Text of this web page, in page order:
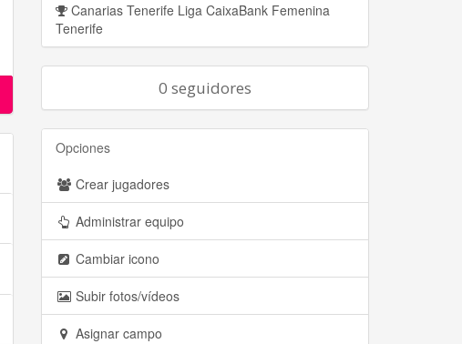
Canarias Tenerife Liga CaixaBank Femenina
Tenerife
0 seguidores
Opciones
Crear jugadores
Administrar equipo
Cambiar icono
Subir fotos/vídeos
Asignar campo